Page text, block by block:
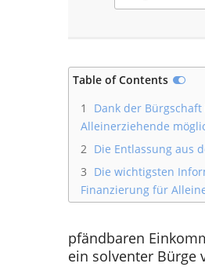
Table of Contents
1
Dank der
Alleinerziehende
2 Die Entlassung aus
3 Die wichtigsten
Finanzierung für
pfändbaren
ein solventer Bürge